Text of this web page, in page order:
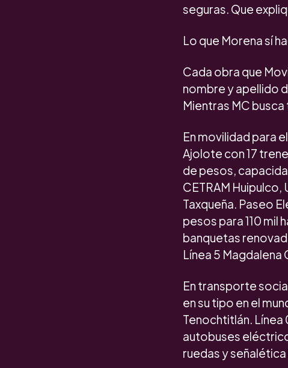
seguras. Que
Lo que Morena sí
Cada obra que
nombre y apellido
Mientras MC
En movilidad para
Ajolote con 17
de pesos,
CETRAM Huipulco,
Taxqueña. Paseo
pesos para 110 mil
banquetas
Línea 5
En transporte
en su tipo en el
Tenochtitlán.
autobuses
ruedas y